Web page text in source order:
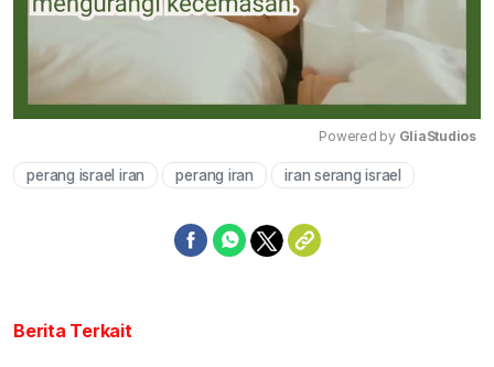
Mute
Powered by GliaStudios
perang israel iran perang iran iran serang israel
Berita Terkait